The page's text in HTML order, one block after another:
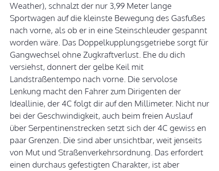
Weather), schnalzt der nur 3,99 Meter lange
Sportwagen auf die kleinste Bewegung des Gasfußes
nach vorne, als ob er in eine Steinschleuder gespannt
worden wäre. Das Doppelkupplungsgetriebe sorgt für
Gangwechsel ohne Zugkraftverlust. Ehe du dich
versiehst, donnert der gelbe Keil mit
Landstraßentempo nach vorne. Die servolose
Lenkung macht den Fahrer zum Dirigenten der
Ideallinie, der 4C folgt dir auf den Millimeter. Nicht nur
bei der Geschwindigkeit, auch beim freien Auslauf
über Serpentinenstrecken setzt sich der 4C gewiss en
paar Grenzen. Die sind aber unsichtbar, weit jenseits
von Mut und Straßenverkehrsordnung. Das erfordert
einen durchaus gefestigten Charakter, ist aber